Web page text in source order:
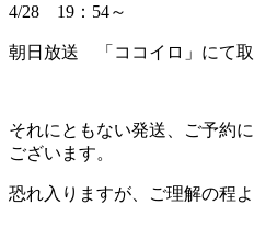
4/28 19：54～
朝日放送 「ココイロ」にて取
それにともない発送、ご予約
ございます。
恐れ入りますが、ご理解の程